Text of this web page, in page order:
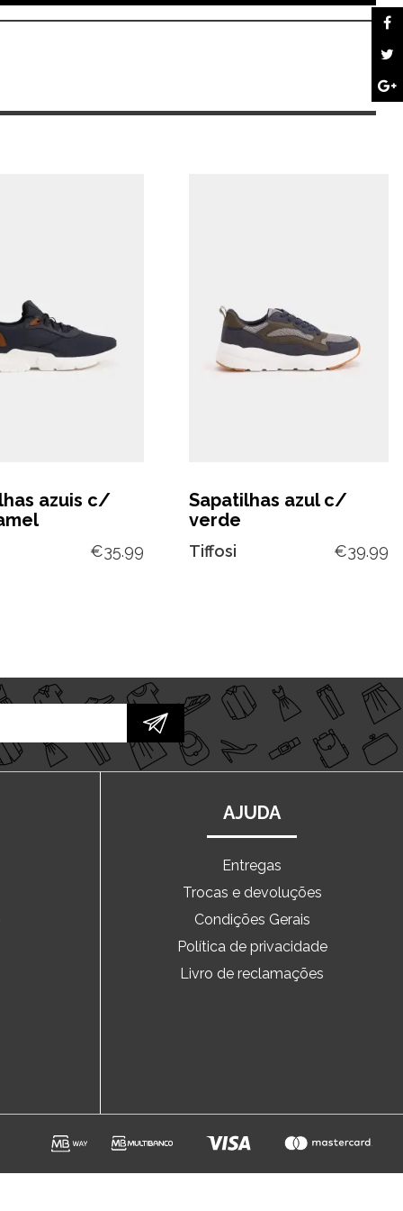
azuis c/
€35.99
Sapatilhas azul c/
verde
Tiffosi €39.99
AJUDA
Entregas
Trocas e devoluções
Condições Gerais
Política de privacidade
Livro de reclamações